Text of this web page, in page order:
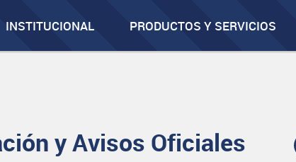
INSTITUCIONAL PRODUCTOS Y SERVICIOS
y Avisos Oficiales